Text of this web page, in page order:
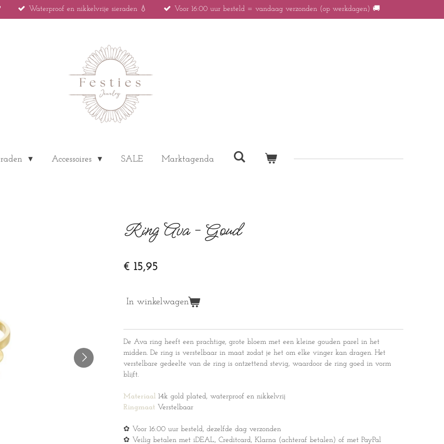
Waterproof en nikkelvrije sieraden 💧 Voor 16:00 uur besteld = vandaag verzonden (op werkdagen) 🚚
Accessoires SALE Marktagenda
Ring Ava - Goud
€ 15,95
In winkelwagen
De Ava ring heeft een prachtige, grote bloem met een kleine gouden parel in het
midden. De ring is verstelbaar in maat zodat je het om elke vinger kan dragen. Het
verstelbare gedeelte van de ring is ontzettend stevig, waardoor de ring goed in vorm
blijft.
Materiaal 14k gold plated, waterproof en nikkelvrij
Ringmaat Verstelbaar
✿ Voor 16:00 uur besteld, dezelfde dag verzonden
✿ Veilig betalen met iDEAL, Creditcard, Klarna (achteraf betalen) of met PayPal